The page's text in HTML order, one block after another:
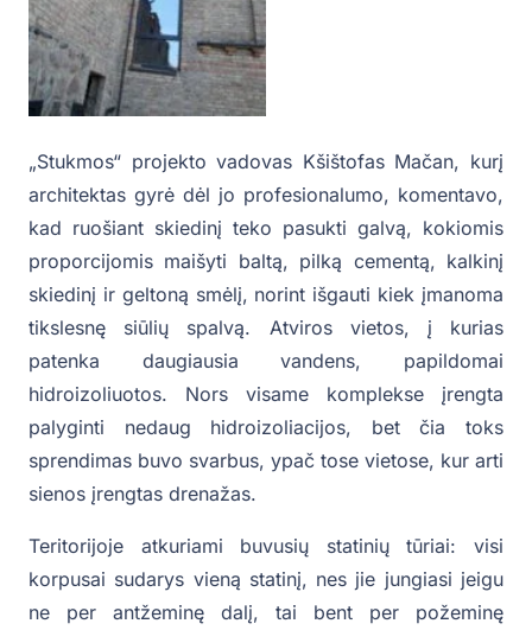
„Stukmos“ projekto vadovas Kšištofas Mačan, kurį
architektas gyrė dėl jo profesionalumo, komentavo,
kad ruošiant skiedinį teko pasukti galvą, kokiomis
proporcijomis maišyti baltą, pilką cementą, kalkinį
skiedinį ir geltoną smėlį, norint išgauti kiek įmanoma
tikslesnę siūlių spalvą. Atviros vietos, į kurias
patenka daugiausia vandens, papildomai
hidroizoliuotos. Nors visame komplekse įrengta
palyginti nedaug hidroizoliacijos, bet čia toks
sprendimas buvo svarbus, ypač tose vietose, kur arti
sienos įrengtas drenažas.
Teritorijoje atkuriami buvusių statinių tūriai: visi
korpusai sudarys vieną statinį, nes jie jungiasi jeigu
ne per antžeminę dalį, tai bent per požeminę